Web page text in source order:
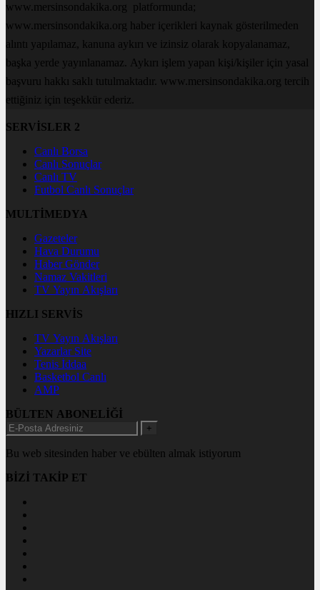
www.mersinsondakika.org platformunda;
www.mersinsondakika.org haber içerikleri kaynak gösterilmeden
alıntı yapılamaz, kanuna aykırı ve izinsiz olarak kopyalanamaz,
başka yerde yayınlanamaz. Aykırı işlem yapan kişi/kişiler için yasal
başvuru hakkı saklı tutulmaktadır. www.mersinsondakika.org tercih
ettiğiniz için teşekkür ederiz.
SERVİSLER 2
Canlı Borsa
Canlı Sonuçlar
Canlı TV
Futbol Canlı Sonuçlar
MULTİMEDYA
Gazeteler
Hava Durumu
Haber Gönder
Namaz Vakitleri
TV Yayın Akışları
HIZLI SERVİS
TV Yayın Akışları
Yazarlar Site
Tenis İddaa
Basketbol Canlı
AMP
BÜLTEN ABONELİĞİ
+
Bu web sitesinden haber ve ebülten almak istiyorum
BİZİ TAKİP ET